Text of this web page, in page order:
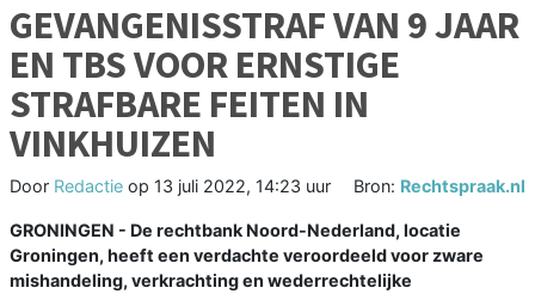
GEVANGENISSTRAF VAN 9 JAAR
EN TBS VOOR ERNSTIGE
STRAFBARE FEITEN IN
VINKHUIZEN
Door Redactie op 13 juli 2022, 14:23 uur Bron: Rechtspraak.nl
GRONINGEN - De rechtbank Noord-Nederland, locatie
Groningen, heeft een verdachte veroordeeld voor zware
mishandeling, verkrachting en wederrechtelijke